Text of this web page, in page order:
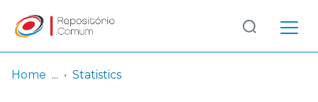
Log
In
(current)
Home Statistics